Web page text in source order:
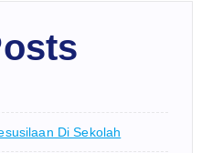
Di Sekolah